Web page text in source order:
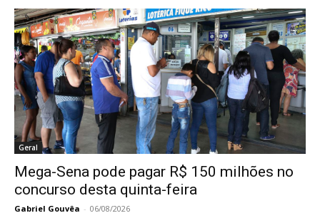
Geral
Mega-Sena pode pagar R$ 150 milhões no
concurso desta quinta-feira
Gabriel Gouvêa - 06/08/2026